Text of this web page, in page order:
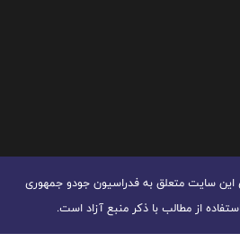
سايت متعلق به فدراسیون جودو جمهوری
از مطالب با ذكر منبع آزاد است.